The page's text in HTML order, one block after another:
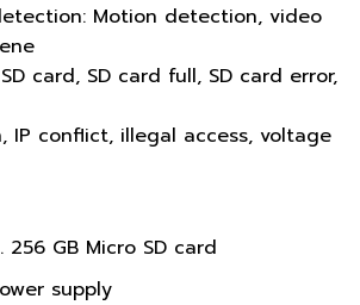
Motion detection, video
card, SD card full, SD card error,
IP conflict, illegal access, voltage
256 GB Micro SD card
supply